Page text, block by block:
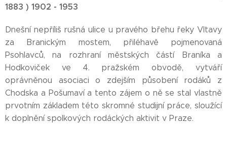
1883 ) 1902 - 1953
Dnešní nepříliš rušná ulice u pravého břehu řeky Vltavy
za Branickým mostem, přiléhavě pojmenovaná
Psohlavců, na rozhraní městských částí Braníka a
Hodkoviček ve 4. pražském obvodě, vytváří
oprávněnou asociaci o zdejším působení rodáků z
Chodska a Pošumaví a tento zájem o ně se stal vlastně
prvotním základem této skromné studijní práce, sloužící
k doplnění spolkových rodáckých aktivit v Praze.